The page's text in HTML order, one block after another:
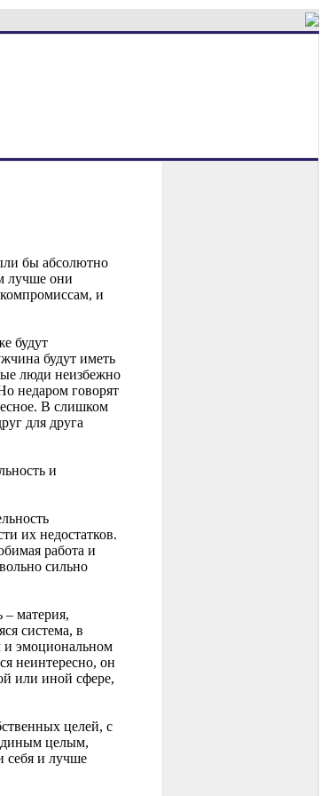
бы абсолютно
лучше они
и
будут
будут иметь
люди неизбежно
недаром говорят
В слишком
для друга
и
их недостатков.
работа и
сильно
материя,
система, в
и эмоциональном
неинтересно, он
или иной сфере,
целей, с
целым,
себя и лучше